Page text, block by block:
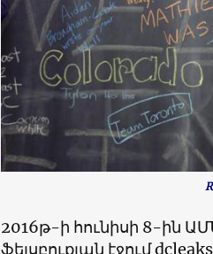
2016թ-ի հունիսի 8-ին
ֆեյսբուքյան էջում